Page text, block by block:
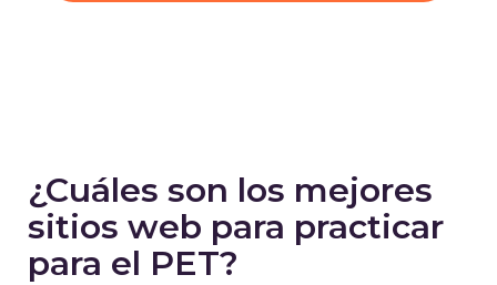
¿Cuáles son los mejores
sitios web para practicar
para el PET?